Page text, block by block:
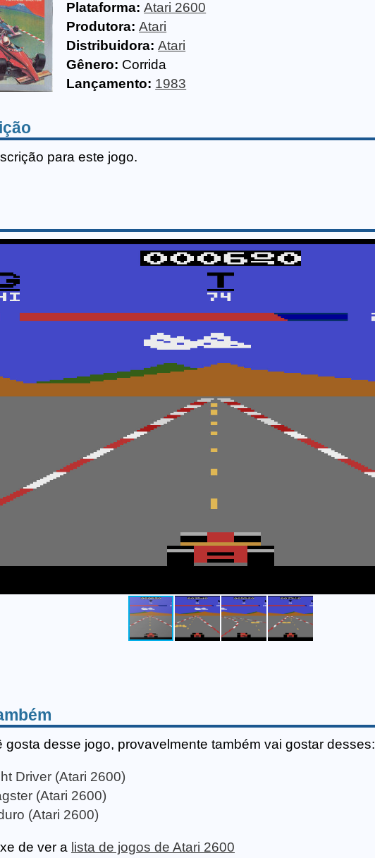
Plataforma: Atari 2600
Produtora: Atari
Distribuidora: Atari
Gênero: Corrida
Lançamento: 1983
para este jogo.
gosta desse jogo, provavelmente também vai gostar desses:
Driver (Atari 2600)
(Atari 2600)
(Atari 2600)
de ver a lista de jogos de Atari 2600